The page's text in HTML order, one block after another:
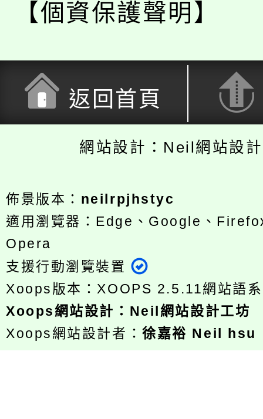
【個資保護聲明】
返回首頁
網站設計：Neil網站設
佈景版本： neilrpjhstyc
適用瀏覽器：Edge、Google、
Opera
支援行動瀏覽裝置
Xoops版本： XOOPS 2.5.11網站語
Xoops網站設計 ： Neil網站設計工坊
Xoops網站設計者：徐嘉裕 Neil hsu